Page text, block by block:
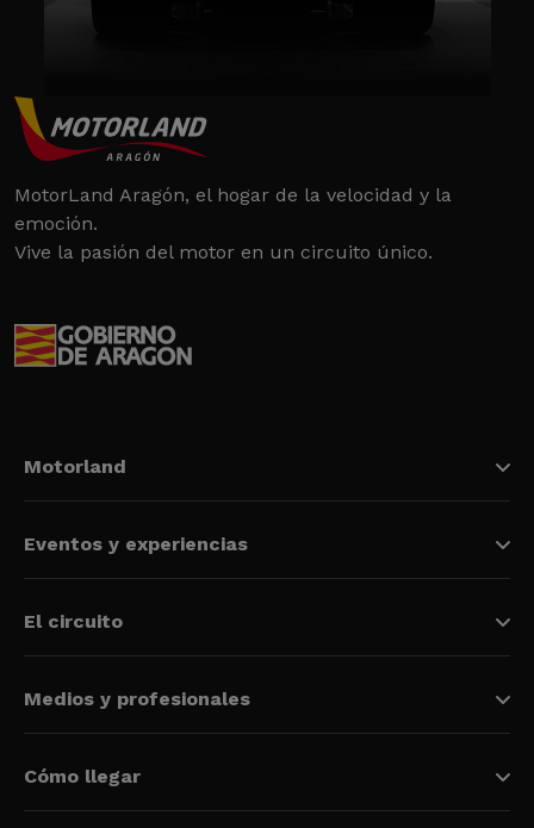
MotorLand Aragón, el hogar de la velocidad y la
emoción.
Vive la pasión del motor en un circuito único.
Motorland
Eventos y experiencias
El circuito
Medios y profesionales
Cómo llegar